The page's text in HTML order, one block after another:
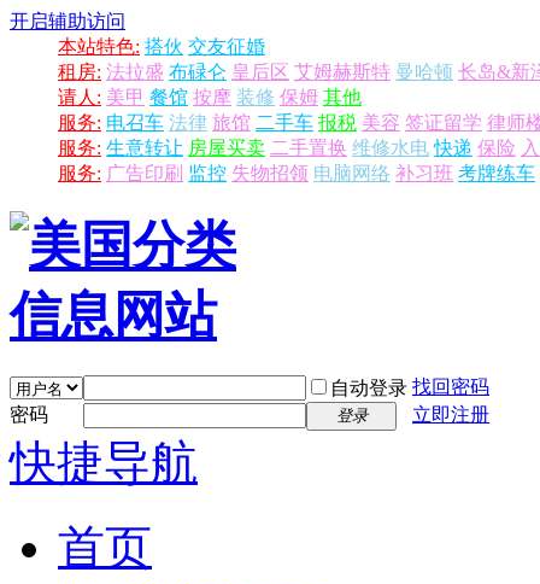
开启辅助访问
本站特色: 搭伙 交友征婚
租房: 法拉盛 布碌仑 皇后区 艾姆赫斯特 曼哈顿 长岛&新
请人: 美甲 餐馆 按摩 装修 保姆 其他
服务: 电召车 法律 旅馆 二手车 报税 美容 签证留学 律师
服务: 生意转让 房屋买卖 二手置换 维修水电 快递 保险
服务: 广告印刷 监控 失物招领 电脑网络 补习班 考牌练车
自动登录 找回密码
密码
登录 立即注册
快捷导航
首页